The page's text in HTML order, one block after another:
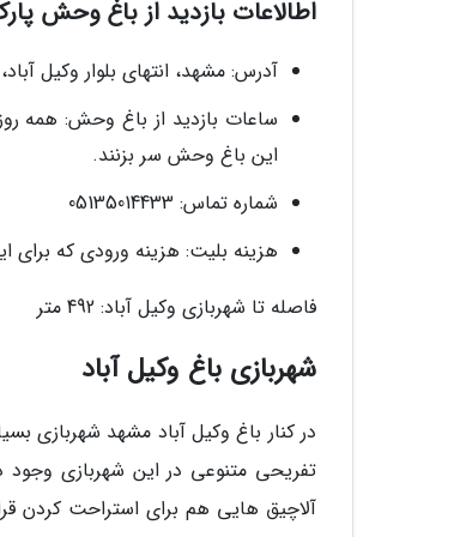
اطالاعات بازدید از باغ وحش
آدرس: مشهد، انتهای بلوار وکیل
این باغ وحش سر بزنند.
شماره تماس: 05135014433
هزینه بلیت: هزینه ورودی که برای این
فاصله تا شهربازی وکیل آباد: 492 متر
شهربازی باغ وکیل آباد
تفریحی متنوعی در این شهربازی وجود
آلاچیق هایی هم برای استراحت کردن